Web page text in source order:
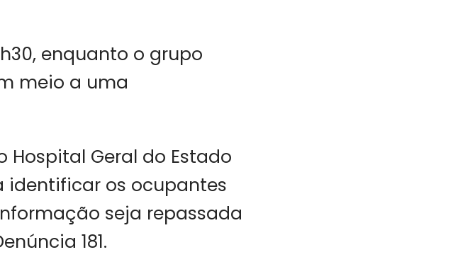
enquanto o grupo
meio a uma
Geral do Estado
identificar os ocupantes
seja repassada
181.